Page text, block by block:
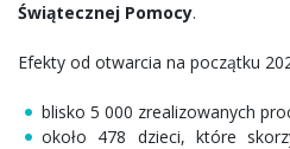
Świątecznej Pomocy.
Efekty od otwarcia na początku
blisko 5 000 zrealizowanych
około 478 dzieci, które